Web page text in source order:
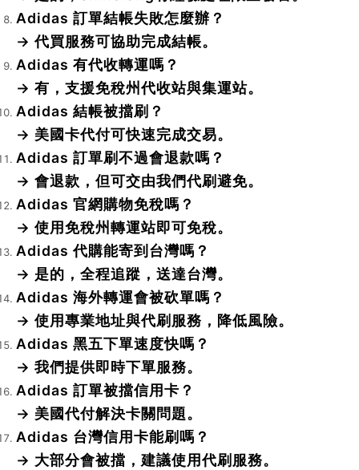
Adidas 訂單結帳失敗怎麼辦？
→ 代買服務可協助完成結帳。
Adidas 有代收轉運嗎？
→ 有，支援免稅州代收站與集運站。
Adidas 結帳被擋刷？
→ 美國卡代付可快速完成交易。
Adidas 訂單刷不過會退款嗎？
→ 會退款，但可交由我們代刷避免。
Adidas 官網購物免稅嗎？
→ 使用免稅州轉運站即可免稅。
Adidas 代購能寄到台灣嗎？
→ 是的，全程追蹤，送達台灣。
Adidas 海外轉運會被砍單嗎？
→ 使用專業地址與代刷服務，降低風險。
Adidas 黑五下單速度快嗎？
→ 我們提供即時下單服務。
Adidas 訂單被擋信用卡？
→ 美國代付解決卡關問題。
Adidas 台灣信用卡能刷嗎？
→ 大部分會被擋，建議使用代刷服務。